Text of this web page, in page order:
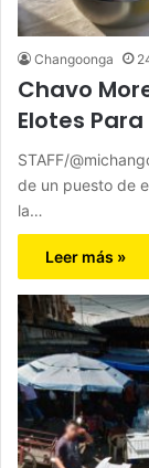
Changoonga
Chavo
Elotes
STAFF/
de un puesto de
la…
Leer más »